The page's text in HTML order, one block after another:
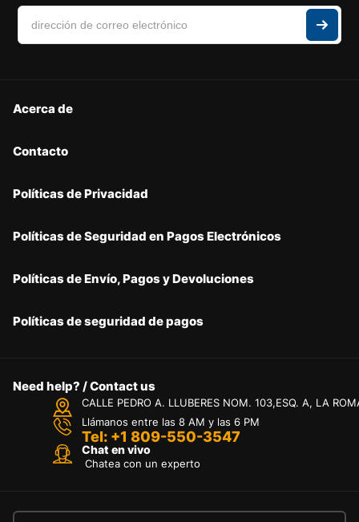
Acerca de
Contacto
Políticas de Privacidad
Políticas de Seguridad en Pagos Electrónicos
Políticas de Envío, Pagos y Devoluciones
Políticas de seguridad de pagos
Need help? / Contact us
CALLE PEDRO A. LLUBERES NOM. 103,ESQ. A, LA
Llámanos entre las 8 AM y las 6 PM
Tel: +1 809-550-3547
Chat en vivo
Chatea con un experto